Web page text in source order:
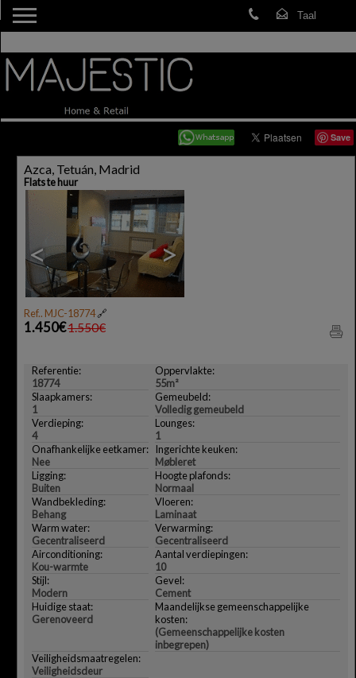
Save
Azca, Tetuán, Madrid
Flats te huur
< >
Ref.. MJC-18774🔗
1.450€1.550€
Referentie:
18774
Oppervlakte:
55m²
Slaapkamers:
1
Gemeubeld:
Volledig gemeubeld
Verdieping:
4
Lounges:
1
Onafhankelijke eetkamer:
Nee
Ingerichte keuken:
Møbleret
Ligging:
Buiten
Hoogte plafonds:
Normaal
Wandbekleding:
Behang
Vloeren:
Laminaat
Warm water:
Gecentraliseerd
Verwarming:
Gecentraliseerd
Airconditioning:
Kou-warmte
Aantal verdiepingen:
10
Stijl:
Modern
Gevel:
Cement
Huidige staat:
Gerenoveerd
Maandelijkse gemeenschappelijke
kosten:
(Gemeenschappelijke kosten
inbegrepen)
Veiligheidsmaatregelen:
Veiligheidsdeur